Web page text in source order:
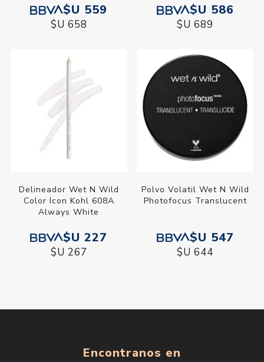
$U 559
$U 658
$U 586
$U 689
Delineador Wet N Wild
Color Icon Kohl 608A
Always White
$U 227
$U 267
Polvo Volatil Wet N Wild
Photofocus Translucent
$U 547
$U 644
Encontranos en